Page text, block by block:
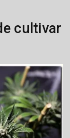
cultivar